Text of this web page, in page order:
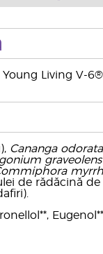
Living V-6®.
Cananga
de rădăcină de